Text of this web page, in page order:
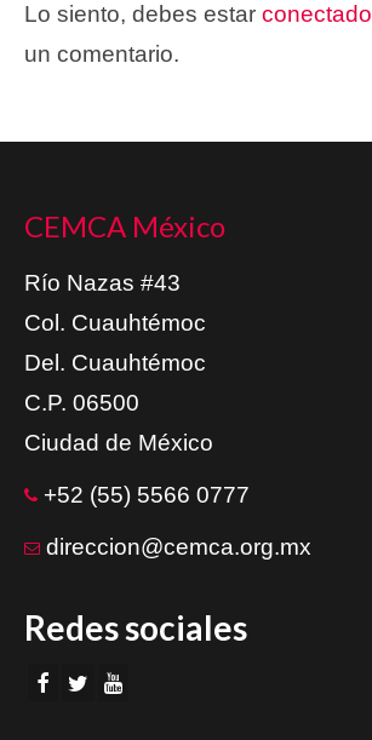
Lo siento, debes estar conectado
un comentario.
CEMCA México
Río Nazas #43
Col. Cuauhtémoc
Del. Cuauhtémoc
C.P. 06500
Ciudad de México
+52 (55) 5566 0777
direccion@cemca.org.mx
Redes sociales